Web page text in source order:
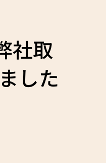
社取
した